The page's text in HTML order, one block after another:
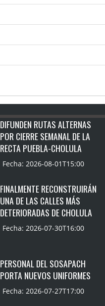
DIFUNDEN RUTAS ALTERNAS
POR CIERRE SEMANAL DE LA
RECTA PUEBLA-CHOLULA
Fecha: 2026-08-01T15:00
FINALMENTE RECONSTRUIRÁN
UNA DE LAS CALLES MÁS
DETERIORADAS DE CHOLULA
Fecha: 2026-07-30T16:00
PERSONAL DEL SOSAPACH
PORTA NUEVOS UNIFORMES
Fecha: 2026-07-27T17:00